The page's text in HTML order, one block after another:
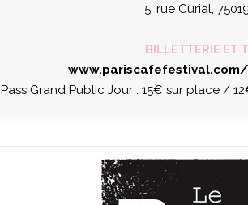
5, rue Curial,
BILLETTERIE ET
Pass Grand Public Jour : 15€ sur place /